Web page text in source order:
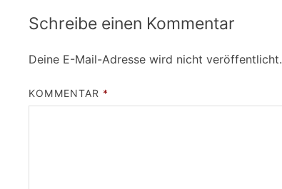
Schreibe einen Kommentar
Deine E-Mail-Adresse wird nicht veröffentlicht.
KOMMENTAR *